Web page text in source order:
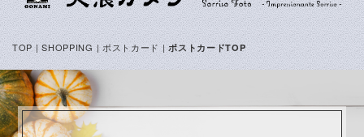
TOP|SHOPPING| ポストカード |ポストカードTOP